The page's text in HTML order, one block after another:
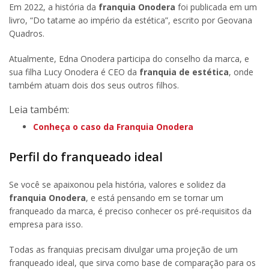
Em 2022, a história da franquia Onodera foi publicada em um
livro, “Do tatame ao império da estética”, escrito por Geovana
Quadros.
Atualmente, Edna Onodera participa do conselho da marca, e
sua filha Lucy Onodera é CEO da franquia de estética, onde
também atuam dois dos seus outros filhos.
Leia também:
Conheça o caso da Franquia Onodera
Perfil do franqueado ideal
Se você se apaixonou pela história, valores e solidez da
franquia Onodera, e está pensando em se tornar um
franqueado da marca, é preciso conhecer os pré-requisitos da
empresa para isso.
Todas as franquias precisam divulgar uma projeção de um
franqueado ideal, que sirva como base de comparação para os